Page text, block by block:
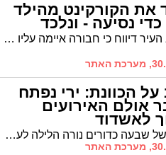
את הקורקינט מהילד
כדי נסיעה - ונלכד
תושב העיר דיווח כי חבורה איימה עליו ולקחה ממנו את הקורקינט בכוח • חקירה מהירה של שוטרי התחנה ויחידת יל"פ הובילה לאיתור אחד החשודים ומעצרו • מפקד התחנה: "נפעל בנחישות נגד כל גילוי של אלימות"
האתר
על הכוונת: ירי נפתח
אולם האירועים
לאשדוד
צרור של שבעה כדורים נורה הלילה לעבר המתחם המוכר. המשטרה ומז"פ פתחו בחקירה: הרקע פלילי. מדובר באירוע נוסף בשרשרת תקריות ירי במקום, שהיה בעבר זירה לחילופי אש חמורים
האתר